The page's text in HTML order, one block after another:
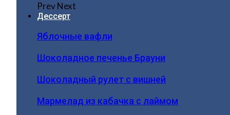
PrevNext
Дессерт
Яблочные вафли
Шоколадное печенье Брауни
Шоколадный рулет с вишней
Мармелад из кабачка с лаймом